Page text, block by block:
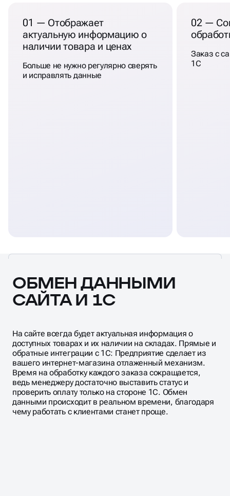
01 — Отображает
актуальную информацию о
наличии товара и ценах
Больше не нужно регулярно сверять
и исправлять данные
02 —
Заказ с
1С
ОБМЕН ДАННЫМИ
САЙТА И 1С
На сайте всегда будет актуальная информация о
доступных товарах и их наличии на складах. Прямые и
обратные интеграции с 1С: Предприятие сделает из
вашего интернет-магазина отлаженный механизм.
Время на обработку каждого заказа сокращается,
ведь менеджеру достаточно выставить статус и
проверить оплату только на стороне 1С. Обмен
данными происходит в реальном времени, благодаря
чему работать с клиентами станет проще.